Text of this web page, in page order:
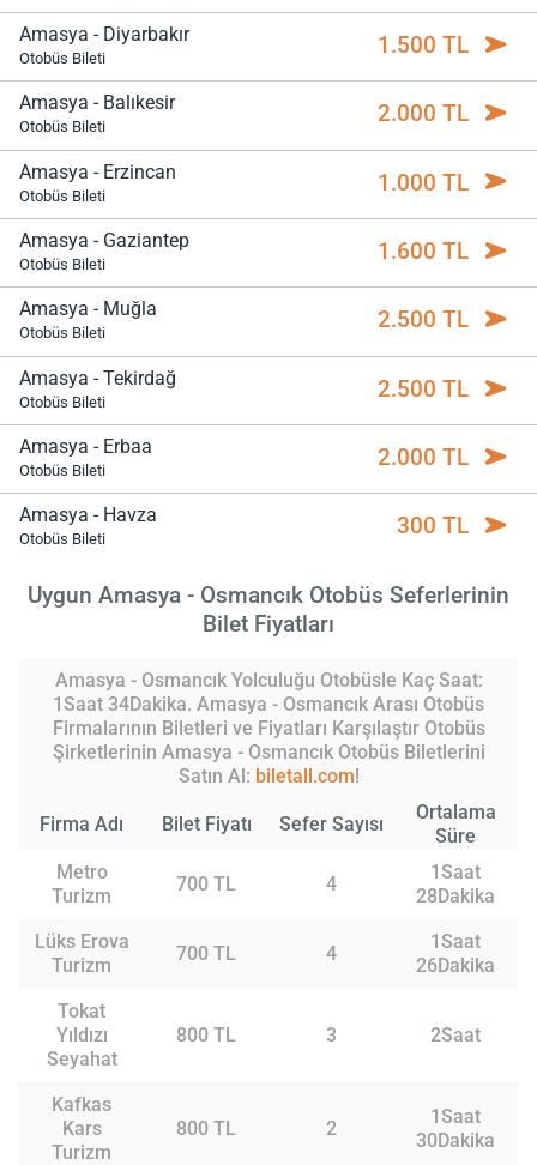
Amasya - Diyarbakır
Otobüs Bileti 1.500 TL
Amasya - Balıkesir
Otobüs Bileti 2.000 TL
Amasya - Erzincan
Otobüs Bileti 1.000 TL
Amasya - Gaziantep
Otobüs Bileti 1.600 TL
Amasya - Muğla
Otobüs Bileti 2.500 TL
Amasya - Tekirdağ
Otobüs Bileti 2.500 TL
Amasya - Erbaa
Otobüs Bileti 2.000 TL
Amasya - Havza
Otobüs Bileti 300 TL
Uygun Amasya - Osmancık Otobüs Seferlerinin
Bilet Fiyatları
Amasya - Osmancık Yolculuğu Otobüsle Kaç Saat:
1Saat 34Dakika. Amasya - Osmancık Arası Otobüs
Firmalarının Biletleri ve Fiyatları Karşılaştır Otobüs
Şirketlerinin Amasya - Osmancık Otobüs Biletlerini
Satın Al: biletall.com!
Firma Adı Bilet Fiyatı Sefer Sayısı
Ortalama
Süre
Metro
Turizm
700 TL 4
1Saat
28Dakika
Lüks Erova
Turizm
700 TL 4
1Saat
26Dakika
Tokat
Yıldızı
Seyahat
800 TL 3 2Saat
Kafkas
Kars
Turizm
800 TL 2
1Saat
30Dakika